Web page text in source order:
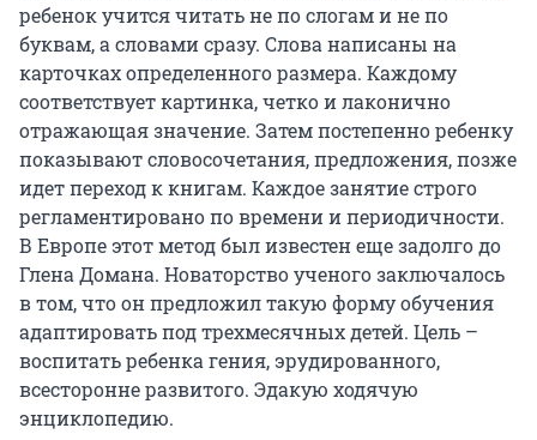
ребенок учится читать не по слогам и не по
буквам, а словами сразу. Слова написаны на
карточках определенного размера. Каждому
соответствует картинка, четко и лаконично
отражающая значение. Затем постепенно ребенку
показывают словосочетания, предложения, позже
идет переход к книгам. Каждое занятие строго
регламентировано по времени и периодичности.
В Европе этот метод был известен еще задолго до
Глена Домана. Новаторство ученого заключалось
в том, что он предложил такую форму обучения
адаптировать под трехмесячных детей. Цель –
воспитать ребенка гения, эрудированного,
всесторонне развитого. Эдакую ходячую
энциклопедию.